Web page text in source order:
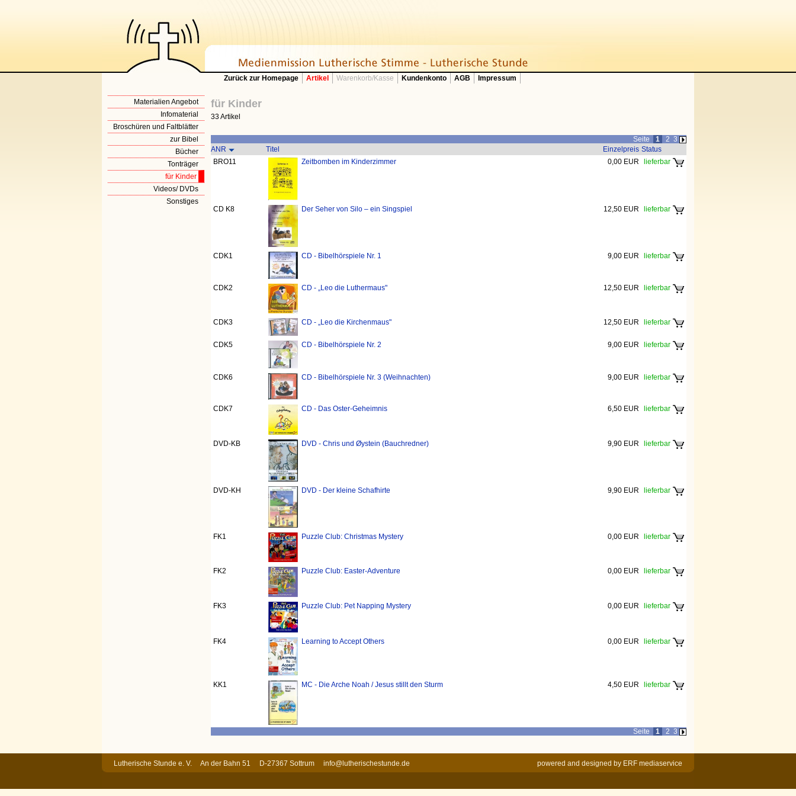
Zurück zur Homepage Artikel Warenkorb/Kasse Kundenkonto AGB Impressum
Materialien Angebot
Infomaterial
Broschüren und Faltblätter
zur Bibel
Bücher
Tonträger
für Kinder
Videos/ DVDs
Sonstiges
für Kinder
33 Artikel
Seite 1 2 3
ANR
Titel Einzelpreis Status
BRO11
Zeitbomben im Kinderzimmer 0,00 EUR lieferbar
CD K8 Der Seher von Silo – ein Singspiel 12,50 EUR lieferbar
CDK1 CD - Bibelhörspiele Nr. 1 9,00 EUR lieferbar
CDK2 CD - „Leo die Luthermaus" 12,50 EUR lieferbar
CDK3 CD - „Leo die Kirchenmaus" 12,50 EUR lieferbar
CDK5 CD - Bibelhörspiele Nr. 2 9,00 EUR lieferbar
CDK6 CD - Bibelhörspiele Nr. 3 (Weihnachten) 9,00 EUR lieferbar
CDK7 CD - Das Oster-Geheimnis 6,50 EUR lieferbar
DVD-KB DVD - Chris und Øystein (Bauchredner) 9,90 EUR lieferbar
DVD-KH DVD - Der kleine Schafhirte 9,90 EUR lieferbar
FK1 Puzzle Club: Christmas Mystery 0,00 EUR lieferbar
FK2 Puzzle Club: Easter-Adventure 0,00 EUR lieferbar
FK3 Puzzle Club: Pet Napping Mystery 0,00 EUR lieferbar
FK4 Learning to Accept Others 0,00 EUR lieferbar
KK1 MC - Die Arche Noah / Jesus stillt den Sturm 4,50 EUR lieferbar
Seite 1 2 3
powered and designed by ERF mediaservice
Lutherische Stunde e. V. An der Bahn 51 D-27367 Sottrum info@lutherischestunde.de